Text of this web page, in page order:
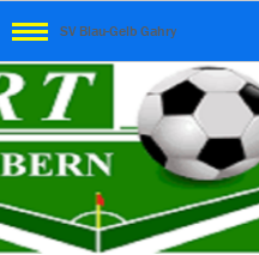
SV Blau-Gelb Gahry